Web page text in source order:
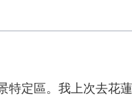
特定區。我上次去花